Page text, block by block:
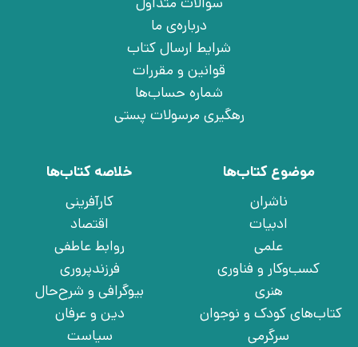
درباره‌ی ما
شرایط ارسال کتاب
قوانین و مقررات
شماره حساب‌ها
رهگیری مرسولات پستی
موضوع کتاب‌ها
ناشران
ادبیات
علمی
کسب‌وکار و فناوری
هنری
کتاب‌های کودک و نوجوان
سرگرمی
خلاصه کتاب‌ها
کارآفرینی
اقتصاد
روابط عاطفی
فرزندپروری
بیوگرافی و شرح‌حال
دین و عرفان
سیاست